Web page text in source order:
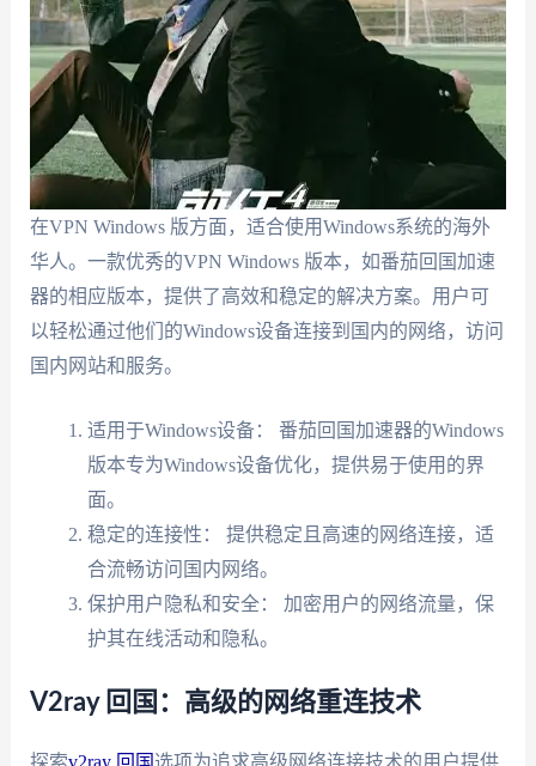
在VPN Windows 版方面，适合使用Windows系统的海外
华人。一款优秀的VPN Windows 版本，如番茄回国加速
器的相应版本，提供了高效和稳定的解决方案。用户可
以轻松通过他们的Windows设备连接到国内的网络，访问
国内网站和服务。
适用于Windows设备： 番茄回国加速器的Windows
版本专为Windows设备优化，提供易于使用的界
面。
稳定的连接性： 提供稳定且高速的网络连接，适
合流畅访问国内网络。
保护用户隐私和安全： 加密用户的网络流量，保
护其在线活动和隐私。
V2ray 回国：高级的网络重连技术